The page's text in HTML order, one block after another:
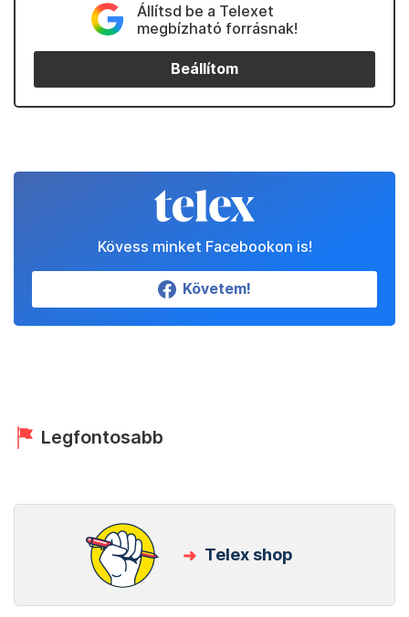
Állítsd be a Telexet
megbízható forrásnak!
Beállítom
Kövess minket Facebookon is!
Követem!
Legfontosabb
Telex shop